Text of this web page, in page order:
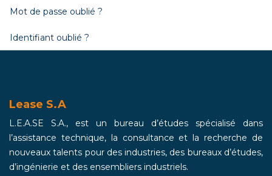
Mot de passe oublié ?
Identifiant oublié ?
Lease S.A
L.E.A.SE S.A., est un bureau d’études spécialisé dans
l’assistance technique, la consultance et la recherche de
nouveaux talents pour des industries, des bureaux d’études,
d’ingénierie et des ensembliers industriels.